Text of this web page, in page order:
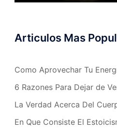
Articulos Mas
Como Aprovechar Tu
6 Razones Para Dejar de
La Verdad Acerca Del
En Que Consiste El